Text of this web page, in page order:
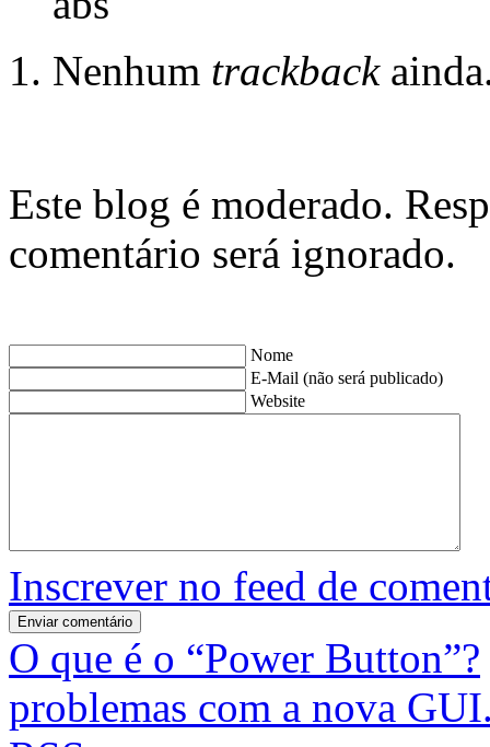
Nenhum trackback
Este blog é moderado.
comentário será ignorado.
Nome
E-Mail (não será publicado)
Website
Inscrever no feed de
O que é o “Power Button”?
problemas com a nova